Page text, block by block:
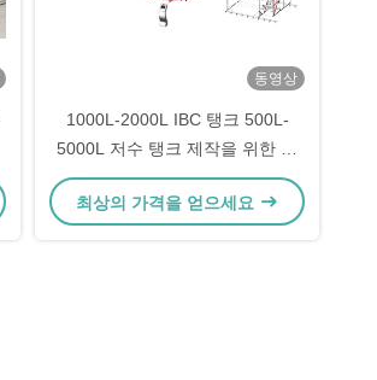
동영상
1000L-2000L IBC 탱크 500L-
5000L 저수 탱크 제작을 위한 회
전목마 로토몰딩 기계
최상의 가격을 얻으세요